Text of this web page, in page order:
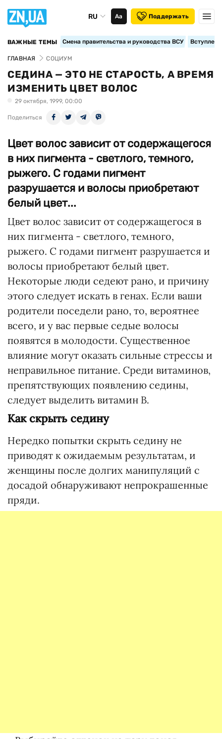
RU Аа Поддержать
ВАЖНЫЕ ТЕМЫ Смена правительства и руководства ВСУ
ГЛАВНАЯ СОЦИУМ
СЕДИНА — ЭТО НЕ СТАРОСТЬ, А ВРЕМЯ
ИЗМЕНИТЬ ЦВЕТ ВОЛОС
29 октября, 1999, 00:00
Поделиться
Цвет волос зависит от содержащегося
в них пигмента - светлого, темного,
рыжего. С годами пигмент
разрушается и волосы приобретают
белый цвет...
Цвет волос зависит от содержащегося в
них пигмента - светлого, темного,
рыжего. С годами пигмент разрушается и
волосы приобретают белый цвет.
Некоторые люди седеют рано, и причину
этого следует искать в генах. Если ваши
родители поседели рано, то, вероятнее
всего, и у вас первые седые волосы
появятся в молодости. Существенное
влияние могут оказать сильные стрессы и
неправильное питание. Среди витаминов,
препятствующих появлению седины,
следует выделить витамин В.
Как скрыть седину
Нередко попытки скрыть седину не
приводят к ожидаемым результатам, и
женщины после долгих манипуляций с
досадой обнаруживают непрокрашенные
пряди.